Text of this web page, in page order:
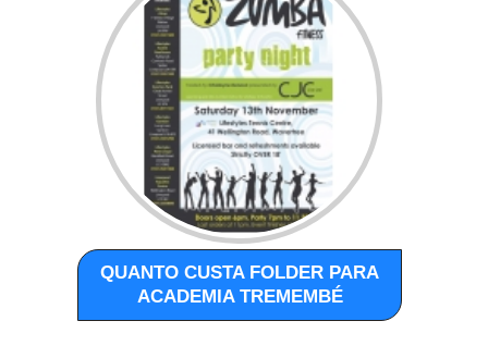
QUANTO CUSTA FOLDER PARA
ACADEMIA TREMEMBÉ